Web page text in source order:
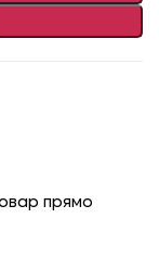
прямо